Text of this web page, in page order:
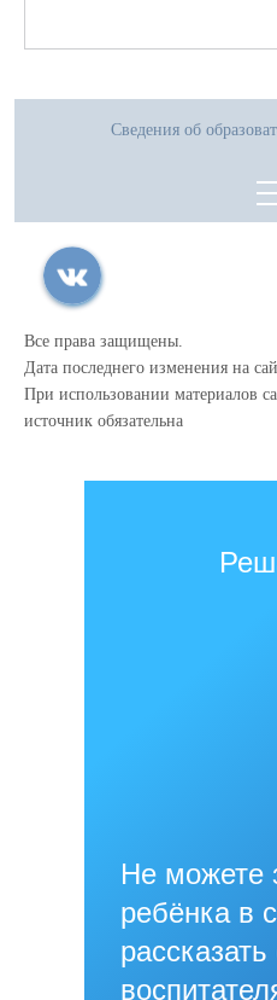
Сведения об
Все права защищены.
Дата последнего изменения на
При использовании материалов
источник обязательна
Не можете
ребёнка в
рассказать